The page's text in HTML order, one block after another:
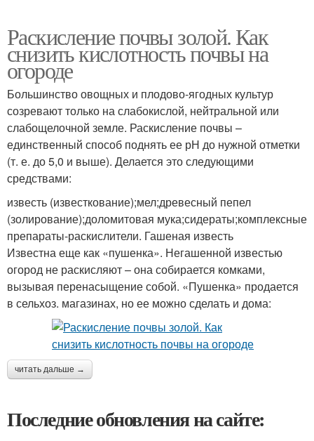
Раскисление почвы золой. Как
снизить кислотность почвы на
огороде
Большинство овощных и плодово-ягодных культур
созревают только на слабокислой, нейтральной или
слабощелочной земле. Раскисление почвы –
единственный способ поднять ее рН до нужной отметки
(т. е. до 5,0 и выше). Делается это следующими
средствами:
известь (известкование);мел;древесный пепел
(золирование);доломитовая мука;сидераты;комплексные
препараты-раскислители. Гашеная известь
Известна еще как «пушенка». Негашенной известью
огород не раскисляют – она собирается комками,
вызывая перенасыщение собой. «Пушенка» продается
в сельхоз. магазинах, но ее можно сделать и дома:
читать дальше →
Последние обновления на сайте: